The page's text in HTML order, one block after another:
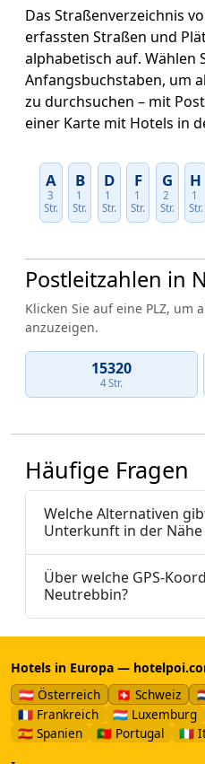
Das Straßenverzeichnis
erfassten Straßen und
alphabetisch auf. Wählen
Anfangsbuchstaben, um
zu durchsuchen – mit
einer Karte mit Hotels in
A
3
Str.
B
1
Str.
D
1
Str.
F
1
Str.
G
2
Str.
H
1
Str.
Postleitzahlen in
Klicken Sie auf eine PLZ, um
anzuzeigen.
15320
4 Str.
Häufige Fragen
Welche Alternativen
Unterkunft in der
Über welche GPS-
Neutrebbin?
Hotels in Europa —
🇦🇹 Österreich
🇨🇭 Schweiz
🇫🇷 Frankreich
🇱🇺 Luxemburg
🇪🇸 Spanien
🇵🇹 Portugal 🇮🇹